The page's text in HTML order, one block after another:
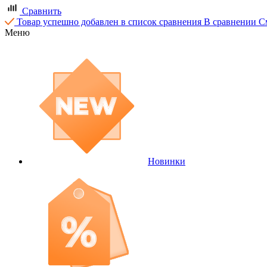
Сравнить
Товар успешно добавлен в список сравнения В сравнении
Меню
Новинки